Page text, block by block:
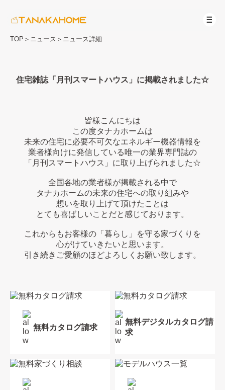
TOP ＞ ニュース ＞ ニュース詳細
無料カタログ請求
無料デジタルカタログ請
求
住宅雑誌「月刊スマートハウス」に掲載されました☆
皆様こんにちは
この度タナカホームは
未来の住宅に必要不可欠なエネルギー機器情報を
業者様向けに発信している唯一の業界専門誌の
「月刊スマートハウス」に取り上げられました☆
全国各地の業者様が掲載される中で
タナカホームの未来の住宅への取り組みや
想いを取り上げて頂けたことは
とても喜ばしいことだと感じております。
これからもお客様の「暮らし」を守る家づくりを
心がけていきたいと思います。
引き続きご愛顧のほどよろしくお願い致します。